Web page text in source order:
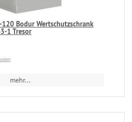
120 Bodur Wertschutzschrank
1 Tresor
mehr...